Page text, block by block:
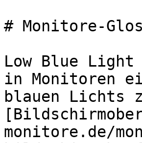
# Monitore-
Low Blue
in Monitoren
blauen Lichts
monitore.de/